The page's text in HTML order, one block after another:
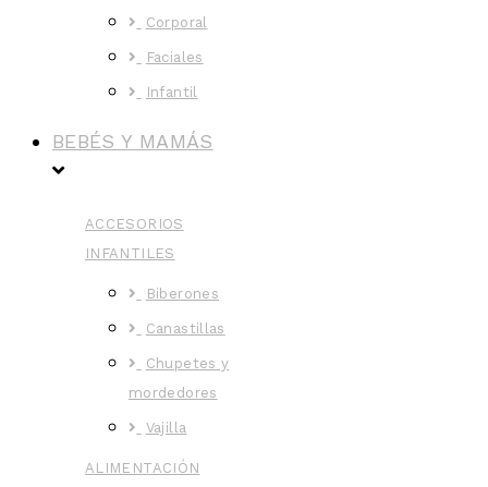
Corporal
Faciales
Infantil
BEBÉS Y MAMÁS
ACCESORIOS
INFANTILES
Biberones
Canastillas
Chupetes y
mordedores
Vajilla
ALIMENTACIÓN